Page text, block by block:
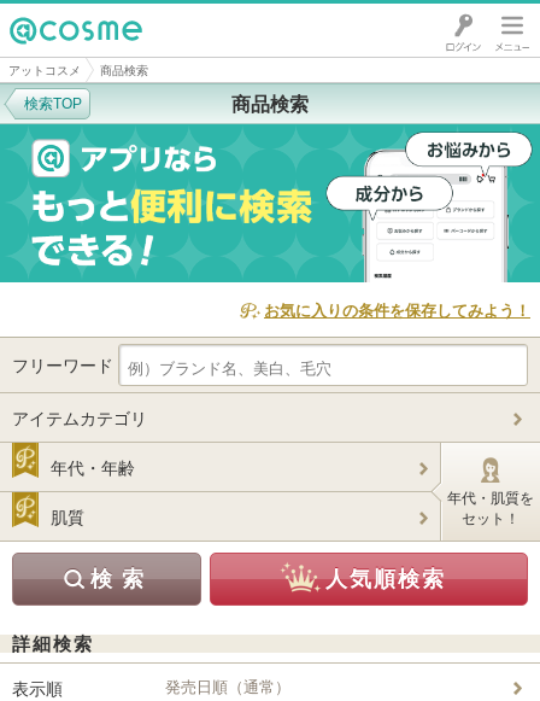
@cosme
アットコスメ 商品検索
商品検索
検索TOP
お気に入りの条件を保存してみよう！
フリーワード
アイテムカテゴリ
年代・年齢
肌質
年代・肌質を
セット！
詳細検索
表示順 発売日順（通常）